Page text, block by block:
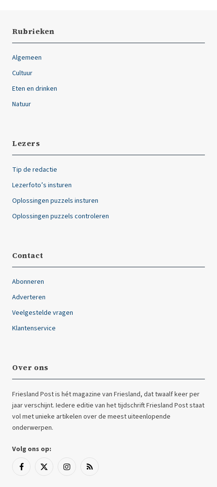
Rubrieken
Algemeen
Cultuur
Eten en drinken
Natuur
Lezers
Tip de redactie
Lezerfoto’s insturen
Oplossingen puzzels insturen
Oplossingen puzzels controleren
Contact
Abonneren
Adverteren
Veelgestelde vragen
Klantenservice
Over ons
Friesland Post is hét magazine van Friesland, dat twaalf keer per
jaar verschijnt. Iedere editie van het tijdschrift Friesland Post staat
vol met unieke artikelen over de meest uiteenlopende
onderwerpen.
Volg ons op:
Facebook
X
InstagramRSS